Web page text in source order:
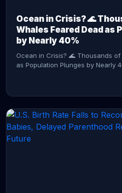
Ocean in Crisis? 🌊
Whales Feared Dead as
by Nearly 40%
Ocean in Crisis? 🌊 Thousands
as Population Plunges by Nearly